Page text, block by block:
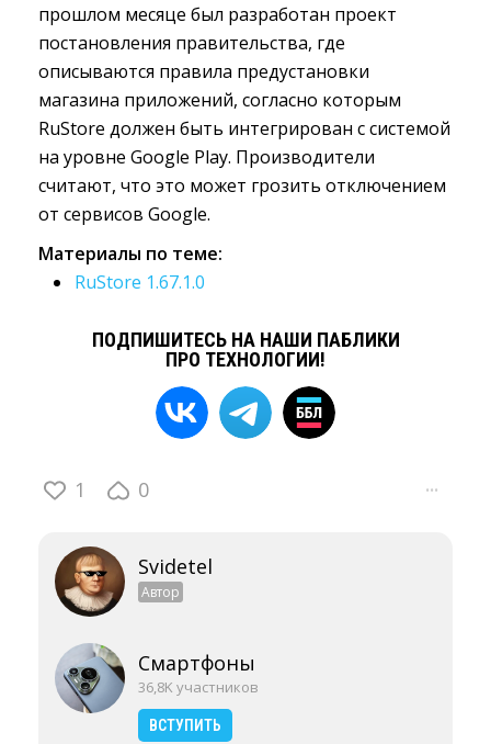
прошлом месяце был разработан проект
постановления правительства, где
описываются правила предустановки
магазина приложений, согласно которым
RuStore должен быть интегрирован с системой
на уровне Google Play. Производители
считают, что это может грозить отключением
от сервисов Google.
Материалы по теме:
RuStore 1.67.1.0
ПОДПИШИТЕСЬ НА НАШИ ПАБЛИКИ
ПРО ТЕХНОЛОГИИ!
1 0 ···
Svidetel
Автор
Смартфоны
36,8K участников
ВСТУПИТЬ